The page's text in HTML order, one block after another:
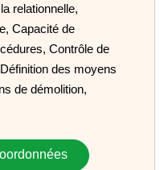
relationnelle,
Capacité de
Contrôle de
des moyens
de démolition,